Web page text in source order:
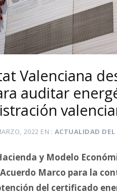
Valenciana
auditar
2022 EN ACTUALIDAD DEL
y Modelo
Marco para la
del certificado